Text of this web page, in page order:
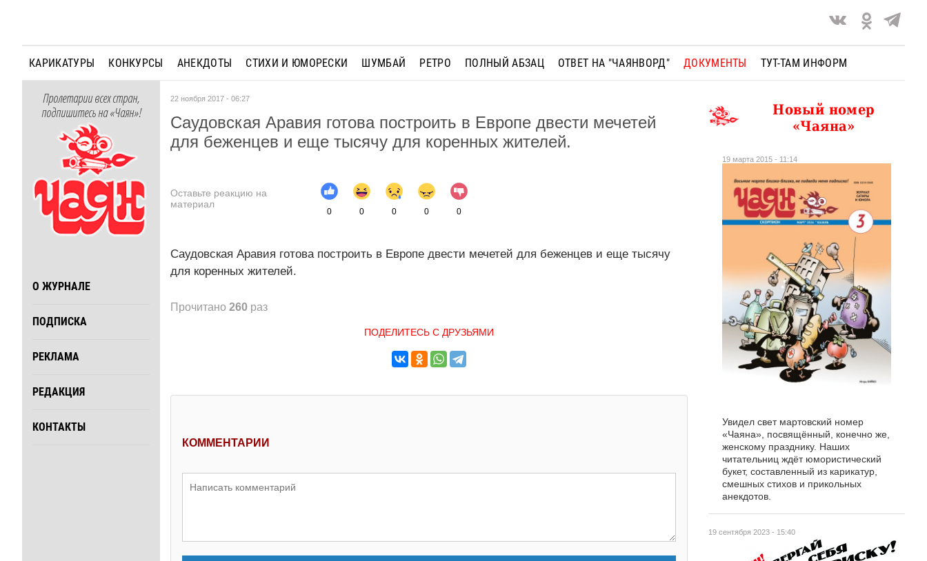
КАРИКАТУРЫ КОНКУРСЫ АНЕКДОТЫ СТИХИ И ЮМОРЕСКИ ШУМБАЙ РЕТРО ПОЛНЫЙ АБЗАЦ ОТВЕТ НА "ЧАЯНВОРД" ДОКУМЕНТЫ ТУТ-ТАМ ИНФОРМ
Пролетарии всех стран,
подпишитесь на «Чаян»!
О ЖУРНАЛЕ
ПОДПИСКА
РЕКЛАМА
РЕДАКЦИЯ
КОНТАКТЫ
22 ноября 2017 - 06:27
Саудовская Аравия готова построить в Европе двести мечетей
для беженцев и еще тысячу для коренных жителей.
Оставьте реакцию на
материал
0 0 0 0 0
Саудовская Аравия готова построить в Европе двести мечетей для беженцев и еще тысячу
для коренных жителей.
Прочитано 260 раз
ПОДЕЛИТЕСЬ С ДРУЗЬЯМИ
КОММЕНТАРИИ
19 сентября 2023 - 15:40
Новый номер
«Чаяна»
19 марта 2015 - 11:14
Увидел свет мартовский номер
«Чаяна», посвящённый, конечно же,
женскому празднику. Наших
читательниц ждёт юмористический
букет, составленный из карикатур,
смешных стихов и прикольных
анекдотов.